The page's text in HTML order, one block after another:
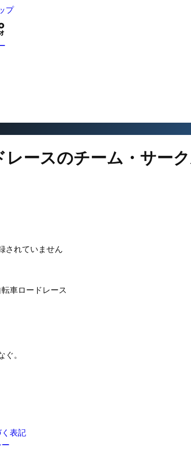
プ
レースのチーム・サー
されていません
転車ロードレース
ぐ。
表記